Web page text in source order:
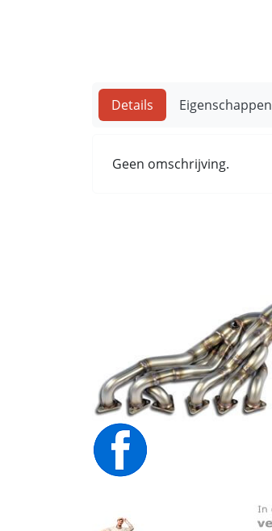
Details Eigenschappen
Geen omschrijving.